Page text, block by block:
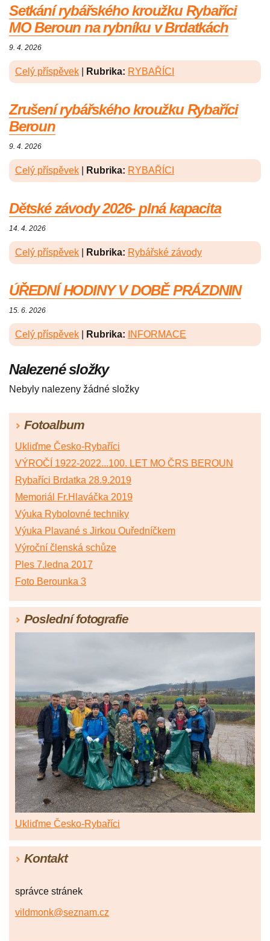
Setkání rybářského kroužku Rybaříci
MO Beroun na rybníku v Brdatkách
9. 4. 2026
Celý příspěvek Rubrika: RYBAŘÍCI
Zrušení rybářského kroužku Rybaříci
Beroun
9. 4. 2026
Celý příspěvek Rubrika: RYBAŘÍCI
Dětské závody 2026- plná kapacita
14. 4. 2026
Celý příspěvek Rubrika: Rybářské závody
ÚŘEDNÍ HODINY V DOBĚ PRÁZDNIN
15. 6. 2026
Celý příspěvek Rubrika: INFORMACE
Nalezené složky
Nebyly nalezeny žádné složky
Fotoalbum
Ukliďme Česko-Rybaříci
VÝROČÍ 1922-2022...100. LET MO ČRS BEROUN
Rybaříci Brdatka 28.9.2019
Memoriál Fr.Hlaváčka 2019
Výuka Rybolovné techniky
Výuka Plavané s Jirkou Ouředníčkem
Výroční členská schůze
Ples 7.ledna 2017
Foto Berounka 3
Poslední fotografie
Ukliďme Česko-Rybaříci
Kontakt
správce stránek
vildmonk@seznam.cz